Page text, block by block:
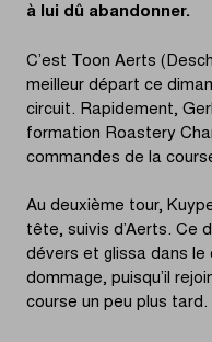
à lui dû abandonner.
C’est Toon Aerts
meilleur départ ce
circuit. Rapidement,
formation Roastery
commandes de la
Au deuxième tour,
tête, suivis d’Aerts. Ce
dévers et glissa dans le
dommage, puisqu’il
course un peu plus tard.